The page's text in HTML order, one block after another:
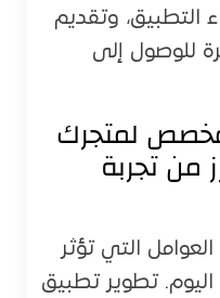
التطبيق، وتقديم
للوصول إلى
لمتجرك
تجربة
التي تؤثر
تطوير تطبيق